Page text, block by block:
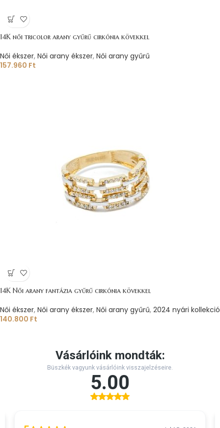
14K női tricolor arany gyűrű cirkónia kövekkel
Női ékszer, Női arany ékszer, Női arany gyűrű
157.960 Ft
14K Női arany fantázia gyűrű cirkónia kövekkel
Női ékszer, Női arany ékszer, Női arany gyűrű, 2024 nyári kollekció
140.800 Ft